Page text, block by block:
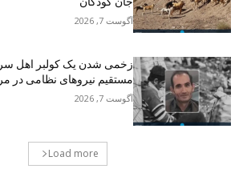
آگوست 7, 2026
زخمی شدن یک کولبر اهل
مستقیم نیروهای نظامی در
آگوست 7, 2026
Load more